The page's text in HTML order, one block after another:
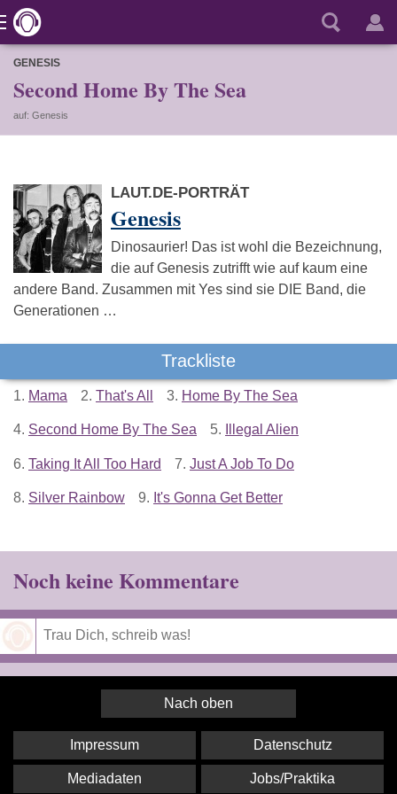
GENESIS
Second Home By The Sea
auf: Genesis
LAUT.DE-PORTRÄT
Genesis
Dinosaurier! Das ist wohl die Bezeichnung,
die auf Genesis zutrifft wie auf kaum eine
andere Band. Zusammen mit Yes sind sie DIE Band, die
Generationen …
Trackliste
1. Mama 2. That's All 3. Home By The Sea
4. Second Home By The Sea 5. Illegal Alien
6. Taking It All Too Hard 7. Just A Job To Do
8. Silver Rainbow 9. It's Gonna Get Better
Noch keine Kommentare
Nach oben
Impressum Datenschutz
Mediadaten Jobs/Praktika